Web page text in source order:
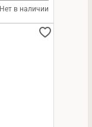
Нет в наличии